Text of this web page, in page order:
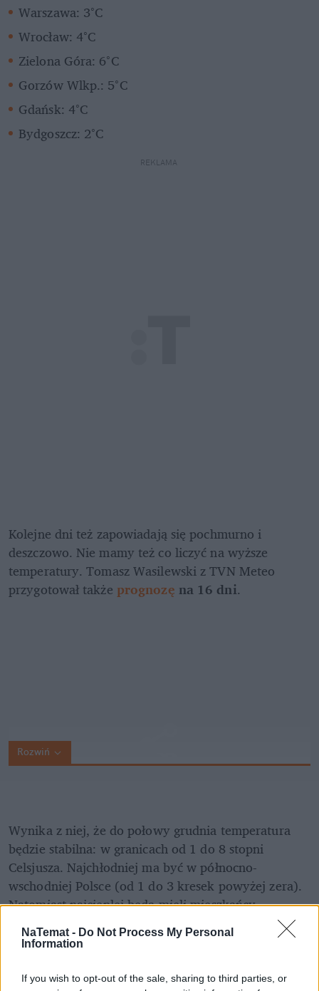
NaTemat - Do Not Process My Personal
Information
If you wish to opt-out of the sale, sharing to third parties, or
Warszawa: 3°C
Wrocław: 4°C
Zielona Góra: 6°C
Gorzów Wlkp.: 5°C
Gdańsk: 4°C
Bydgoszcz: 2°C
REKLAMA
Kolejne dni też zapowiadają się pochmurno i
deszczowo. Nie mamy też co liczyć na wyższe
temperatury. Tomasz Wasilewski z TVN Meteo
przygotował także prognozę na 16 dni.
Rozwiń
Wynika z niej, że do połowy grudnia temperatura
będzie stabilna: w granicach od 1 do 8 stopni
Celsjusza. Najchłodniej ma być w północno-
wschodniej Polsce (od 1 do 3 kresek powyżej zera).
Natomiast najcieplej będą mieli mieszkańcy
zachodniej części kraju i Podkarpacia (od 6 do 8 st.
C).
Zobacz także